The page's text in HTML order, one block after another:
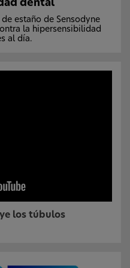
dental
estaño de Sensodyne
la hipersensibilidad
al día.
los túbulos